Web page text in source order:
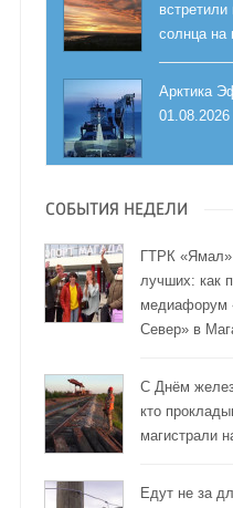
встретили
солнца на
Арктика
СОБЫТИЯ НЕДЕЛИ
ГТРК
лучших: как
медиафорум
Север» в
С Днём
кто
магистрали
Едут не за